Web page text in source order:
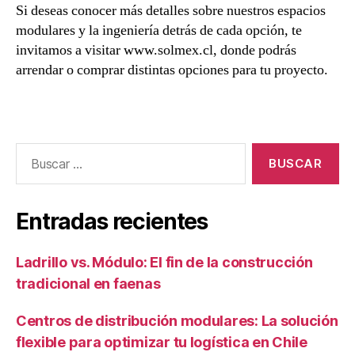
Si deseas conocer más detalles sobre nuestros espacios
modulares y la ingeniería detrás de cada opción, te
invitamos a visitar www.solmex.cl, donde podrás
arrendar o comprar distintas opciones para tu proyecto.
Entradas recientes
Ladrillo vs. Módulo: El fin de la construcción
tradicional en faenas
Centros de distribución modulares: La solución
flexible para optimizar tu logística en Chile